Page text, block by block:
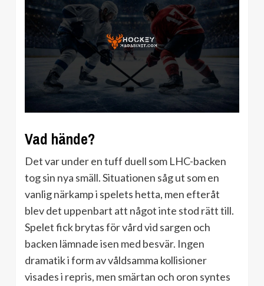
Vad hände?
Det var under en tuff duell som LHC-backen
tog sin nya smäll. Situationen såg ut som en
vanlig närkamp i spelets hetta, men efteråt
blev det uppenbart att något inte stod rätt till.
Spelet fick brytas för vård vid sargen och
backen lämnade isen med besvär. Ingen
dramatik i form av våldsamma kollisioner
visades i repris, men smärtan och oron syntes